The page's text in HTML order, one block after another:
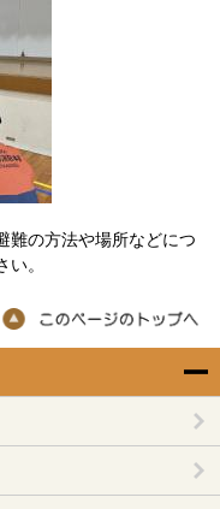
難の方法や場所などにつ
。